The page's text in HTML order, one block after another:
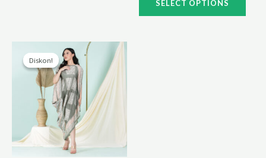
5
SELECT OPTIONS
Diskon!
Diskon!